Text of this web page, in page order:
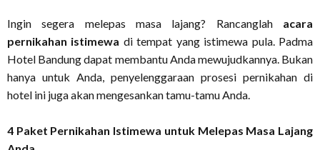
Ingin segera melepas masa lajang? Rancanglah acara
pernikahan istimewa di tempat yang istimewa pula. Padma
Hotel Bandung dapat membantu Anda mewujudkannya. Bukan
hanya untuk Anda, penyelenggaraan prosesi pernikahan di
hotel ini juga akan mengesankan tamu-tamu Anda.
4 Paket Pernikahan Istimewa untuk Melepas Masa Lajang